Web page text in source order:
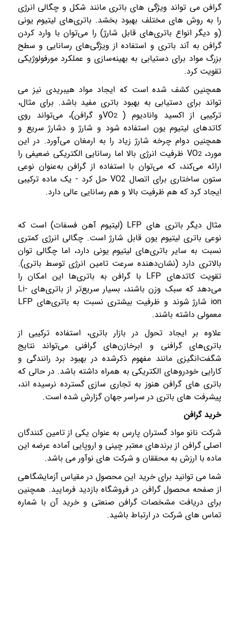
گرافن می تواند ویژگی های باتری مانند شکل و چگالی انرژی
را به روش های مختلف بهبود بخشد. باتری‌های لیتیوم یونی
(و دیگر انواع باتری‌های قابل شارژ) را می‌توان با وارد کردن
گرافن به آند باتری و استفاده از ویژگی‌های رسانایی و سطح
بزرگ مواد برای دستیابی به بهینه‌سازی و عملکرد مورفولوژیکی
تقویت کرد.
همچنین کشف شده است که ایجاد مواد هیبریدی نیز می
تواند برای دستیابی به بهبود باتری مفید باشد. برای مثال،
ترکیبی از اکسید وانادیوم (
VO2
و گرافن)، می‌تواند روی
کاتدهای لیتیوم یون استفاده شود و شارژ و دشارژ سریع و
همچنین دوام چرخه شارژ زیاد را به ارمغان می‌آورد. در این
مورد، VO2
ظرفیت انرژی بالا اما رسانایی الکتریکی ضعیفی را
ارائه می‌کند، که می‌توان با استفاده از گرافن به‌عنوان نوعی
ستون ساختاری برای اتصال VO2حل کرد - یک ماده ترکیبی
ایجاد کرد که هم ظرفیت بالا و هم رسانایی عالی دارد.
مثال دیگر باتری های LFP (لیتیوم آهن فسفات) است که
نوعی باتری لیتیوم یون قابل شارژ است. چگالی انرژی کمتری
نسبت به سایر باتری‌های لیتیوم یونی دارد، اما چگالی توان
بالاتری دارد (نشان‌دهنده سرعت تامین انرژی توسط باتری).
تقویت کاتدهای LFP با گرافن به باتری‌ها این امکان را
می‌دهد که سبک وزن باشند، بسیار سریع‌تر از باتری‌های Li-
ion شارژ شوند و ظرفیت بیشتری نسبت به باتری‌های LFP
معمولی داشته باشند.
علاوه بر ایجاد تحول در بازار باتری، استفاده ترکیبی از
باتری‌های گرافنی و ابرخازن‌های گرافنی می‌تواند نتایج
شگفت‌انگیزی مانند مفهوم ذکرشده در بهبود برد رانندگی و
کارایی خودروهای الکتریکی به همراه داشته باشد. در حالی که
باتری های گرافن هنوز به تجاری سازی گسترده نرسیده اند،
پیشرفت های باتری در سراسر جهان گزارش شده است.
خرید گرافن
شرکت نانو مواد گستران پارس به عنوان یکی از تامین کنندگان
اصلی گرافن از برندهای معتبر چینی و اروپایی آماده عرضه این
ماده با ارزش به محققان و شرکت های نوآور می باشد.
شما می توانید برای خرید این محصول در مقیاس آزمایشگاهی
از صفحه محصول گرافن در فروشگاه بازدید فرمایید. همچنین
برای دریافت مشخصات گرافن صنعتی و خرید آن با شماره
تماس های شرکت در ارتباط باشید.